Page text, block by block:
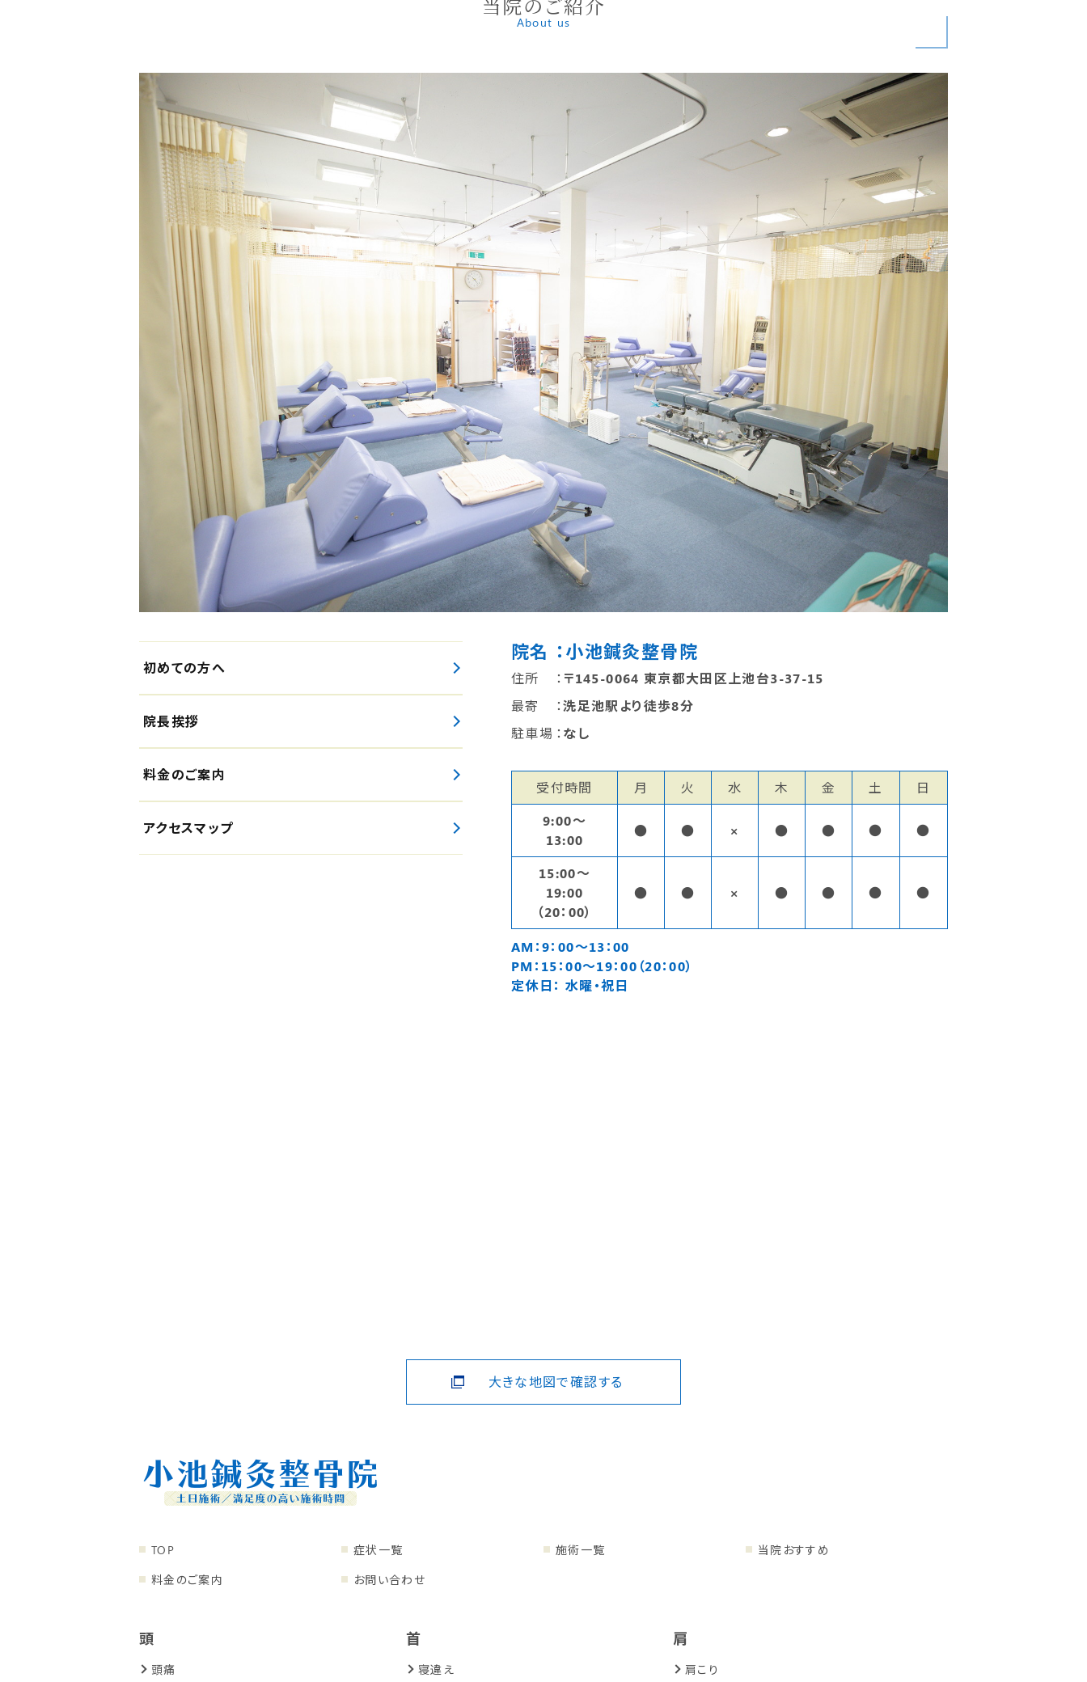
当院のご紹介
About us
初めての方へ
院長挨拶
料金のご案内
アクセスマップ
院名 ：小池鍼灸整骨院
住所 ： 〒145-0064 東京都大田区上池台3-37-15
最寄
：洗足池駅より徒歩8分
駐車場 ： なし
受付時間 月 火 水 木 金 土
日
9:00〜
13:00
● ● × ● ● ● ●
15:00〜
19:00
（20：00）
● ● × ● ● ● ●
AM：9：00～13：00
PM：15：00～19：00（20：00）
定休日： 水曜・祝日
大きな地図で確認する
TOP 症状一覧 施術一覧
当院おすすめ
料金のご案内
お問い合わせ
頭
頭痛
首
寝違え
肩
肩こり